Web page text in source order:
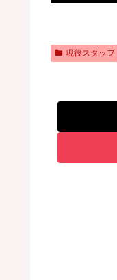
現役スタッフ